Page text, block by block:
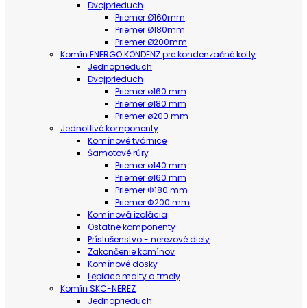
Dvojprieduch
Priemer Ø160mm
Priemer Ø180mm
Priemer Ø200mm
Komín ENERGO KONDENZ pre kondenzačné kotly
Jednoprieduch
Dvojprieduch
Priemer ø160 mm
Priemer ø180 mm
Priemer ø200 mm
Jednotlivé komponenty
Komínové tvárnice
Šamotové rúry
Priemer ø140 mm
Priemer ø160 mm
Priemer Φ180 mm
Priemer Φ200 mm
Komínová izolácia
Ostatné komponenty
Príslušenstvo - nerezové diely
Zakončenie komínov
Komínové dosky
Lepiace malty a tmely
Komín SKC-NEREZ
Jednoprieduch